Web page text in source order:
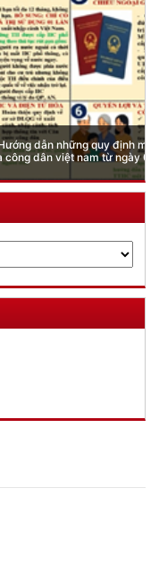
quy định mới trong lĩnh
nam từ ngày 01/7/2026